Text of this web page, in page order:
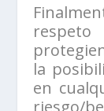
la
en
riesgo/